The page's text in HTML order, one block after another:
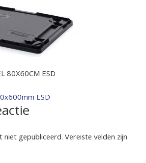
80X60CM ESD
ESD
niet gepubliceerd.Vereiste velden zijn